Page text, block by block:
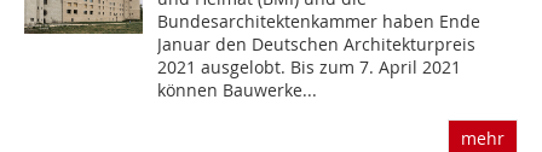
Bundesarchitektenkammer haben Ende
Januar den Deutschen Architekturpreis
2021 ausgelobt. Bis zum 7. April 2021
können Bauwerke...
mehr